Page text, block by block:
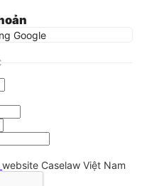
Google
website Caselaw Việt Nam